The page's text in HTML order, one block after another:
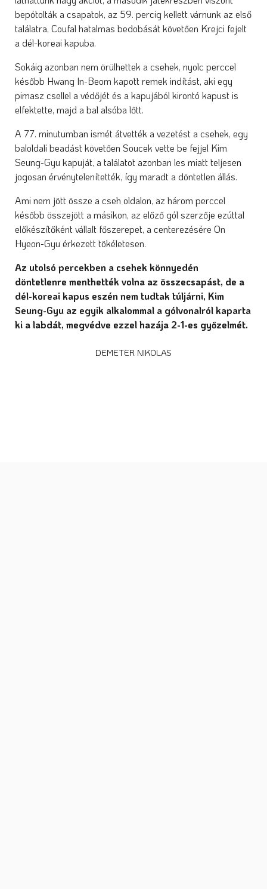
bepótolták a csapatok, az 59. percig kellett várnunk az első
találatra, Coufal hatalmas bedobását követően Krejci fejelt
a dél-koreai kapuba.
Sokáig azonban nem örülhettek a csehek, nyolc perccel
később Hwang In-Beom kapott remek indítást, aki egy
pimasz csellel a védőjét és a kapujából kirontó kapust is
elfektette, majd a bal alsóba lőtt.
A 77. minutumban ismét átvették a vezetést a csehek, egy
baloldali beadást követően Soucek vette be fejjel Kim
Seung-Gyu kapuját, a találatot azonban les miatt teljesen
jogosan érvénytelenítették, így maradt a döntetlen állás.
Ami nem jött össze a cseh oldalon, az három perccel
később összejött a másikon, az előző gól szerzője ezúttal
előkészítőként vállalt főszerepet, a centerezésére On
Hyeon-Gyu érkezett tökéletesen.
Az utolsó percekben a csehek könnyedén
döntetlenre menthették volna az összecsapást, de a
dél-koreai kapus eszén nem tudtak túljárni, Kim
Seung-Gyu az egyik alkalommal a gólvonalról kaparta
ki a labdát, megvédve ezzel hazája 2-1-es győzelmét.
DEMETER NIKOLAS